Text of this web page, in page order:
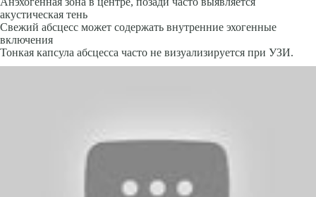
акустическая тень
Свежий абсцесс может содер­жать внутренние эхогенные
включения
Тонкая капсула абсцесса часто не визуализируется при УЗИ.